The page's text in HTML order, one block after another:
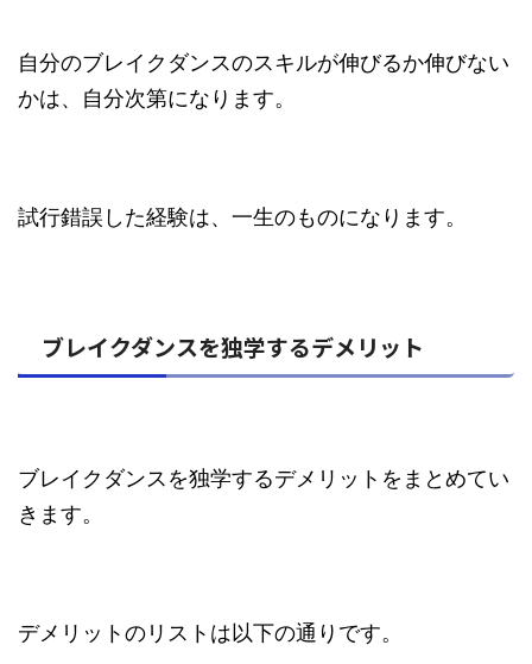
自分のブレイクダンスのスキルが伸びるか伸びない
かは、自分次第になります。
試行錯誤した経験は、一生のものになります。
ブレイクダンスを独学するデメリット
ブレイクダンスを独学するデメリットをまとめてい
きます。
デメリットのリストは以下の通りです。